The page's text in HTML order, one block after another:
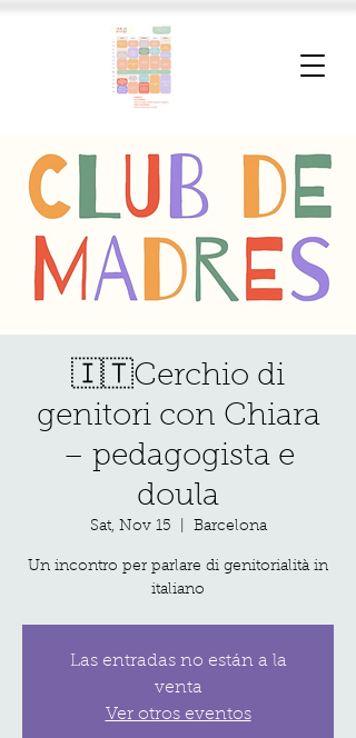
🇮🇹Cerchio di
genitori con Chiara
– pedagogista e
doula
Sat, Nov 15 Barcelona
Un incontro per parlare di genitorialità in
italiano
Las entradas no están a la
venta
Ver otros eventos